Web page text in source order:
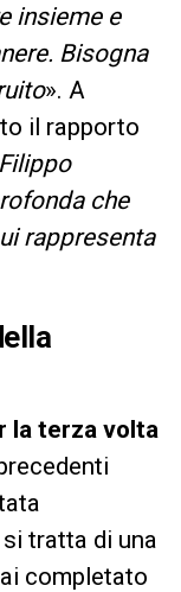
insieme e
Bisogna
». A
il rapporto
che
rappresenta
la terza volta
tratta di una
completato